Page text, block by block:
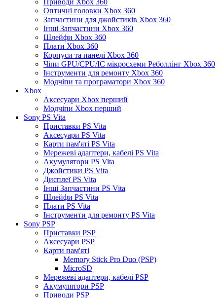
Приводи Xbox 360
Оптичні головки Xbox 360
Запчастини для джойстиків Xbox 360
Інші Запчастини Xbox 360
Шлейфи Xbox 360
Плати Xbox 360
Корпуси та панелі Xbox 360
Чіпи GPU/CPU/IC мікросхеми Реболлінг Xbox 360
Інструменти для ремонту Xbox 360
Модчіпи та програматори Xbox 360
Xbox
Аксесуари Xbox перший
Модчіпи Xbox перший
Sony PS Vita
Приставки PS Vita
Аксесуари PS Vita
Карти пам'яті PS Vita
Мережеві адаптери, кабелі PS Vita
Акумулятори PS Vita
Джойстики PS Vita
Дисплеї PS Vita
Інші Запчастини PS Vita
Шлейфи PS Vita
Плати PS Vita
Інструменти для ремонту PS Vita
Sony PSP
Приставки PSP
Аксесуари PSP
Карти пам'яті
Memory Stick Pro Duo (PSP)
MicroSD
Мережеві адаптери, кабелі PSP
Акумулятори PSP
Приводи PSP